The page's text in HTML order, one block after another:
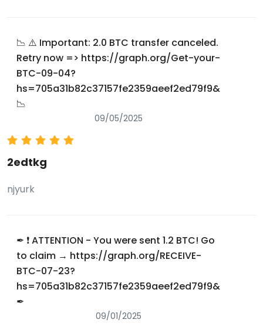
📉 ⚠️ Important: 2.0 BTC transfer canceled.
Retry now => https://graph.org/Get-your-
BTC-09-04?
hs=705a31b82c37157fe2359aeef2ed79f9&
📉
09/05/2025
2edtkg
njyurk
✒ ❗ ATTENTION - You were sent 1.2 BTC! Go
to claim → https://graph.org/RECEIVE-
BTC-07-23?
hs=705a31b82c37157fe2359aeef2ed79f9&
✒
09/01/2025